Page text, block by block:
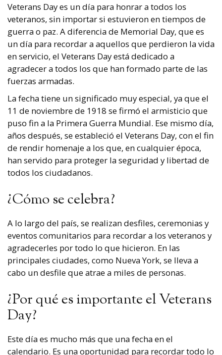
Veterans Day es un día para honrar a todos los
veteranos, sin importar si estuvieron en tiempos de
guerra o paz. A diferencia de Memorial Day, que es
un día para recordar a aquellos que perdieron la vida
en servicio, el Veterans Day está dedicado a
agradecer a todos los que han formado parte de las
fuerzas armadas.
La fecha tiene un significado muy especial, ya que el
11 de noviembre de 1918 se firmó el armisticio que
puso fin a la Primera Guerra Mundial. Ese mismo día,
años después, se estableció el Veterans Day, con el fin
de rendir homenaje a los que, en cualquier época,
han servido para proteger la seguridad y libertad de
todos los ciudadanos.
¿Cómo se celebra?
A lo largo del país, se realizan desfiles, ceremonias y
eventos comunitarios para recordar a los veteranos y
agradecerles por todo lo que hicieron. En las
principales ciudades, como Nueva York, se lleva a
cabo un desfile que atrae a miles de personas.
¿Por qué es importante el Veterans
Day?
Este día es mucho más que una fecha en el
calendario. Es una oportunidad para recordar todo lo